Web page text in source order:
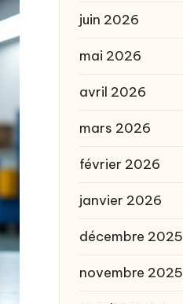
juin 2026
mai 2026
avril 2026
mars 2026
février 2026
janvier 2026
décembre 2025
novembre 2025